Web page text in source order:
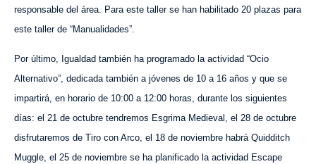
responsable del área. Para este taller se han habilitado 20 plazas para
este taller de “Manualidades”.
Por último, Igualdad también ha programado la actividad “Ocio
Alternativo”, dedicada también a jóvenes de 10 a 16 años y que se
impartirá, en horario de 10:00 a 12:00 horas, durante los siguientes
días: el 21 de octubre tendremos Esgrima Medieval, el 28 de octubre
disfrutaremos de Tiro con Arco, el 18 de noviembre habrá Quidditch
Muggle, el 25 de noviembre se ha planificado la actividad Escape